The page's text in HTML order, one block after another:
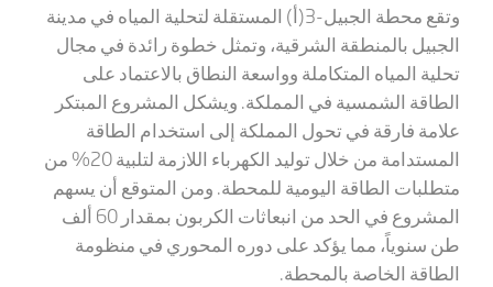
وتقع محطة الجبيل-3(أ) المستقلة لتحلية المياه في مدينة
الجبيل بالمنطقة الشرقية، وتمثل خطوة رائدة في مجال
تحلية المياه المتكاملة وواسعة النطاق بالاعتماد على
الطاقة الشمسية في المملكة. ويشكل المشروع المبتكر
علامة فارقة في تحول المملكة إلى استخدام الطاقة
المستدامة من خلال توليد الكهرباء اللازمة لتلبية 20% من
متطلبات الطاقة اليومية للمحطة. ومن المتوقع أن يسهم
المشروع في الحد من انبعاثات الكربون بمقدار 60 ألف
طن سنوياً، مما يؤكد على دوره المحوري في منظومة
الطاقة الخاصة بالمحطة.